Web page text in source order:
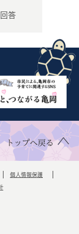
答
トップへ戻る
個人情報保護